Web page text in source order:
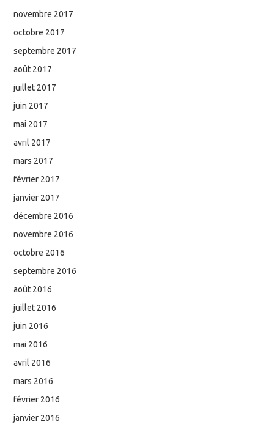
novembre 2017
octobre 2017
septembre 2017
août 2017
juillet 2017
juin 2017
mai 2017
avril 2017
mars 2017
février 2017
janvier 2017
décembre 2016
novembre 2016
octobre 2016
septembre 2016
août 2016
juillet 2016
juin 2016
mai 2016
avril 2016
mars 2016
février 2016
janvier 2016